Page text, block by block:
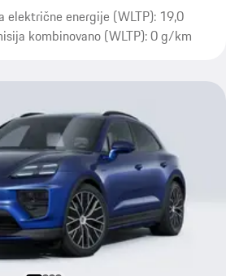
električne energije (WLTP): 19,0
kombinovano (WLTP): 0 g/km